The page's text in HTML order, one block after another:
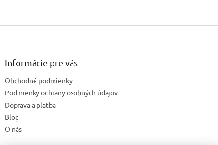
Z
Informácie pre vás
Obchodné podmienky
Podmienky ochrany osobných údajov
Doprava a platba
Blog
O nás